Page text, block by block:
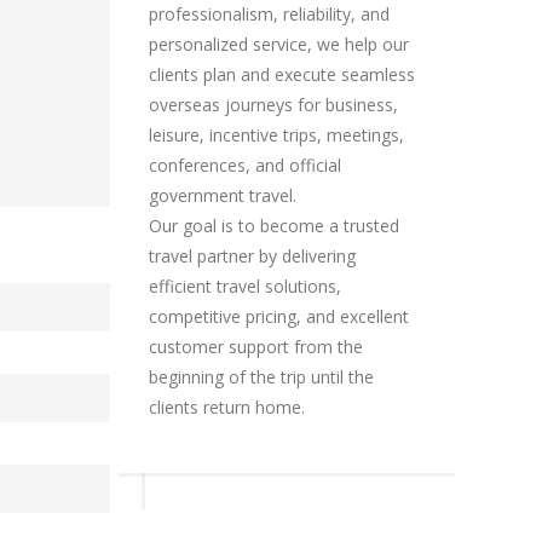
professionalism, reliability, and
personalized service, we help our
clients plan and execute seamless
overseas journeys for business,
leisure, incentive trips, meetings,
conferences, and official
government travel.
Our goal is to become a trusted
travel partner by delivering
efficient travel solutions,
competitive pricing, and excellent
customer support from the
beginning of the trip until the
clients return home.